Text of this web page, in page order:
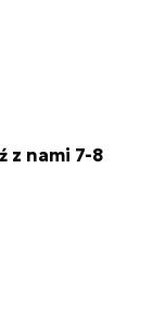
z nami 7-8